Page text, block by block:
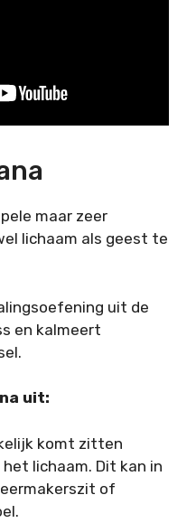
maar zeer
lichaam als geest te
uit de
en kalmeert
uit:
komt zitten
lichaam. Dit kan in
of